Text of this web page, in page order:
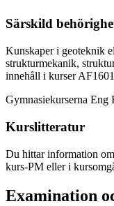
Särskild
Kunskaper i geoteknik
strukturmekanik,
innehåll i kurser
Gymnasiekurserna Eng
Kurslitteratur
Du hittar information
kurs-PM eller i
Examination